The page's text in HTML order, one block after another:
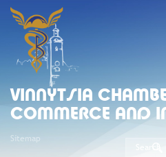
VINNYTSIA
COMMERCE AND
Sitemap